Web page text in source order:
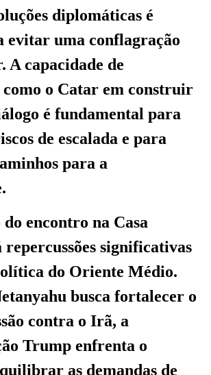
diplomáticas é
evitar uma conflagração
A capacidade de
como o Catar em construir
é fundamental para
de escalada e para
para a
encontro na Casa
significativas
do Oriente Médio.
busca fortalecer o
contra o Irã, a
Trump enfrenta o
as demandas de